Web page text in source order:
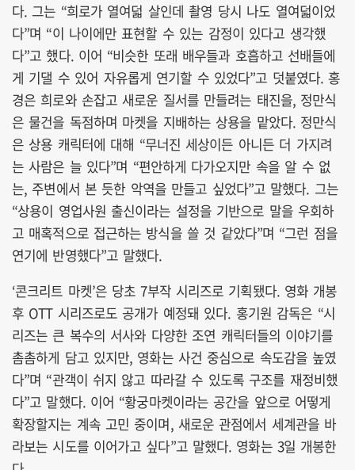
다. 그는 “희로가 열여덟 살인데 촬영 당시 나도 열여덟이었
다”며 “이 나이에만 표현할 수 있는 감정이 있다고 생각했
다”고 했다. 이어 “비슷한 또래 배우들과 호흡하고 선배들에
게 기댈 수 있어 자유롭게 연기할 수 있었다”고 덧붙였다. 홍
경은 희로와 손잡고 새로운 질서를 만들려는 태진을, 정만식
은 물건을 독점하며 마켓을 지배하는 상용을 맡았다. 정만식
은 상용 캐릭터에 대해 “무너진 세상이든 아니든 더 가지려
는 사람은 늘 있다”며 “편안하게 다가오지만 속을 알 수 없
는, 주변에서 본 듯한 악역을 만들고 싶었다”고 말했다. 그는
“상용이 영업사원 출신이라는 설정을 기반으로 말을 우회하
고 매혹적으로 접근하는 방식을 쓸 것 같았다”며 “그런 점을
연기에 반영했다”고 말했다.
‘콘크리트 마켓’은 당초 7부작 시리즈로 기획됐다. 영화 개봉
후 OTT 시리즈로도 공개가 예정돼 있다. 홍기원 감독은 “시
리즈는 큰 복수의 서사와 다양한 조연 캐릭터들의 이야기를
촘촘하게 담고 있지만, 영화는 사건 중심으로 속도감을 높였
다”며 “관객이 쉬지 않고 따라갈 수 있도록 구조를 재정비했
다”고 말했다. 이어 “황궁마켓이라는 공간을 앞으로 어떻게
확장할지는 계속 고민 중이며, 새로운 관점에서 세계관을 바
라보는 시도를 이어가고 싶다”고 말했다. 영화는 3일 개봉한